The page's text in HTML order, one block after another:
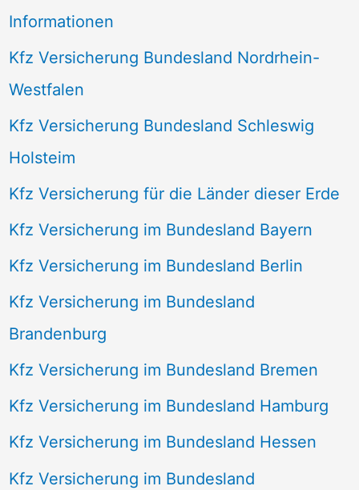
Informationen
Kfz Versicherung Bundesland Nordrhein-
Westfalen
Kfz Versicherung Bundesland Schleswig
Holsteim
Kfz Versicherung für die Länder dieser Erde
Kfz Versicherung im Bundesland Bayern
Kfz Versicherung im Bundesland Berlin
Kfz Versicherung im Bundesland
Brandenburg
Kfz Versicherung im Bundesland Bremen
Kfz Versicherung im Bundesland Hamburg
Kfz Versicherung im Bundesland Hessen
Kfz Versicherung im Bundesland